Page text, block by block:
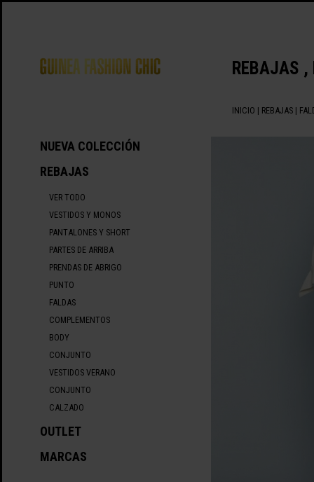
REBAJAS ,
INICIO | REBAJAS|
NUEVA COLECCIÓN
REBAJAS
VER TODO
VESTIDOS Y MONOS
PANTALONES Y SHORT
PARTES DE ARRIBA
PRENDAS DE ABRIGO
PUNTO
FALDAS
COMPLEMENTOS
BODY
CONJUNTO
VESTIDOS VERANO
CONJUNTO
CALZADO
OUTLET
MARCAS